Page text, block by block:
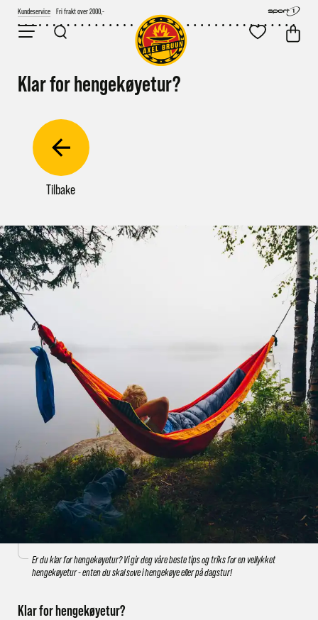
Kundeservice Fri frakt over 2000,-
Klar for hengekøyetur?
Tilbake
Er du klar for hengekøyetur? Vi gir deg våre beste tips og triks for en vellykket
hengekøyetur - enten du skal sove i hengekøye eller på dagstur!
Klar for hengekøyetur?